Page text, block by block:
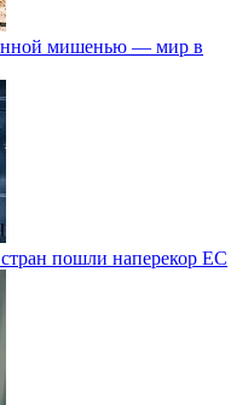
мишенью — мир в
пошли наперекор ЕС